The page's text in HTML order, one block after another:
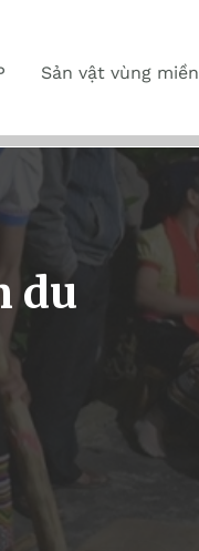
Sản vật vùng miền
du